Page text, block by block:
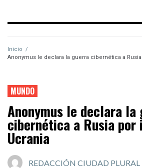
Inicio /
Anonymus le declara la guerra cibernética a
MUNDO
Anonymus le declara la
cibernética a Rusia por
Ucrania
REDACCIÓN CIUDAD PLURAL